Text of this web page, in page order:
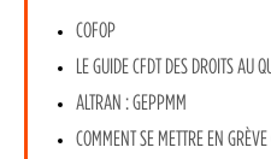
COFOP
LE GUIDE CFDT DES DROITS AU
ALTRAN : GEPPMM
COMMENT SE METTRE EN